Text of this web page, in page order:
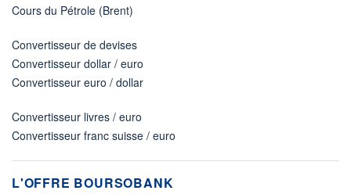
Cours du Pétrole (Brent)
Convertisseur de devises
Convertisseur dollar / euro
Convertisseur euro / dollar
Convertisseur livres / euro
Convertisseur franc suisse / euro
L'OFFRE BOURSOBANK